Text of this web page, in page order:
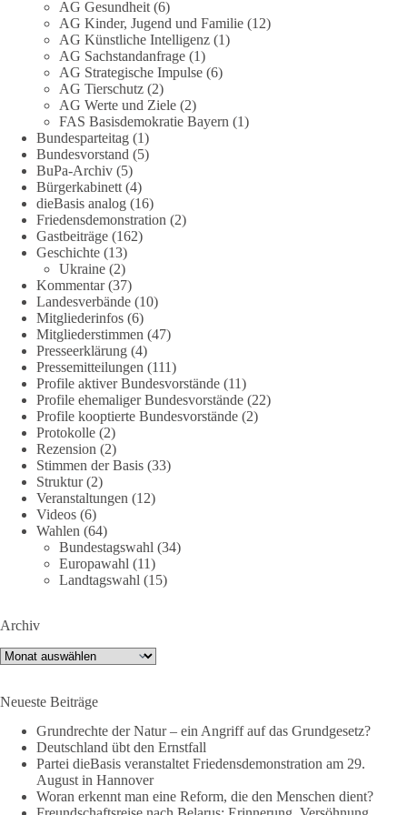
#dieBasis #hamburg #demokratiegespräch #bürgerdialog
9 21
DieBasis
1 Tag zuvor
🕊 dieBasis Friedensdemo inklusive Umzug
Lasst uns gemeinsam die Kriege in der Ukraine und in Gaza
stoppen!
📅 Wann: Samstag, 29.08.2026, ab 14 Uhr
📍 Wo: Hannover, Opernplatz
ℹ️ Versammlung von dieBasis
🪧 Mehr Infos und warum auch du dich beteiligen solltest:
http://dieBasis.de/friedensdemo
🟩🟩🟦🟦🟥🟥🟧🟧
Friedensfähig statt kriegstüchtig
Wir stehen für
⚠️ Sofortigen Stopp aller Waffenlieferungen ins Ausland,
zumindest in Kriegsgebiete
⚠️ Beteiligung an humanitärer Hilfe für alle Kriegsopfer
⚠️ Aufruf zum sofortigen Waffenstillstand bzw. zu
⚠️ Einhaltung von Völkerrecht und UN-Charta
Mit dabei sind (Stand 9.7.26):
✅ Florian Pfaff, Mayor a.D. (Sprecher dieBasis AG Frieden)
✅ Michael Aggiliedis (AG Frieden der Partei dieBasis)
✅ Chris Barth (Klartext Rheinmain)
✅ Guy Dawson (Sänger)
✅ Nina Maleika (Sängerin, Moderatorin)
AG Gesundheit (6)
AG Kinder, Jugend und Familie (12)
AG Künstliche Intelligenz (1)
AG Sachstandanfrage (1)
AG Strategische Impulse (6)
AG Tierschutz (2)
AG Werte und Ziele (2)
FAS Basisdemokratie Bayern (1)
Bundesparteitag (1)
Bundesvorstand (5)
BuPa-Archiv (5)
Bürgerkabinett (4)
dieBasis analog (16)
Friedensdemonstration (2)
Gastbeiträge (162)
Geschichte (13)
Ukraine (2)
Kommentar(37)
Landesverbände (10)
Mitgliederinfos (6)
Mitgliederstimmen (47)
Presseerklärung (4)
Pressemitteilungen (111)
Profile aktiver Bundesvorstände (11)
Profile ehemaliger Bundesvorstände (22)
Profile kooptierte Bundesvorstände (2)
Protokolle (2)
Rezension (2)
Stimmen der Basis (33)
Struktur(2)
Veranstaltungen (12)
Videos (6)
Wahlen (64)
Bundestagswahl (34)
Europawahl (11)
Landtagswahl (15)
Archiv
Archiv
Neueste Beiträge
Grundrechte der Natur – ein Angriff auf das Grundgesetz?
Deutschland übt den Ernstfall
Partei dieBasis veranstaltet Friedensdemonstration am 29.
August in Hannover
Woran erkennt man eine Reform, die den Menschen dient?